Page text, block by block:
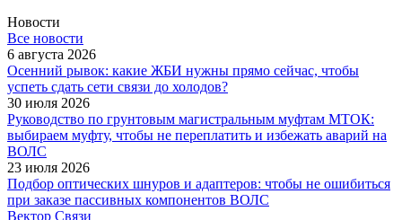
Новости
Все новости
6 августа 2026
Осенний рывок: какие ЖБИ нужны прямо сейчас, чтобы
успеть сдать сети связи до холодов?
30 июля 2026
Руководство по грунтовым магистральным муфтам МТОК:
выбираем муфту, чтобы не переплатить и избежать аварий на
ВОЛС
23 июля 2026
Подбор оптических шнуров и адаптеров: чтобы не ошибиться
при заказе пассивных компонентов ВОЛС
Вектор Связи